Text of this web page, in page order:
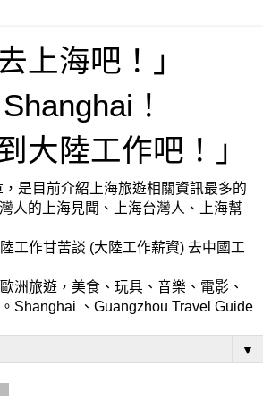
上海吧！」
！
大陸工作吧！」
是目前介紹上海旅遊相關資訊最多的
人的上海見聞、上海台灣人、上海幫
工作甘苦談 (大陸工作薪資) 去中國工
洲旅遊，美食、玩具、音樂、電影、
Shanghai 、Guangzhou Travel Guide
▼